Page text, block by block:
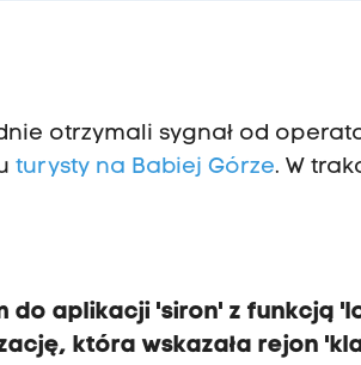
otrzymali sygnał od
turysty na Babiej Górze. W
do aplikacji 'siron' z funkcją
która wskazała rejon